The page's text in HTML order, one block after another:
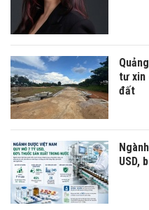
tư xin
đất
USD,